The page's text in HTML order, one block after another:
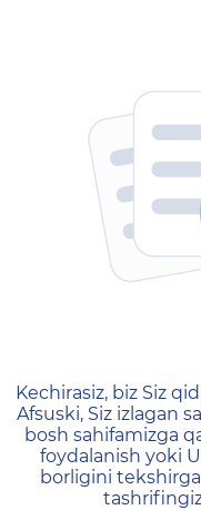
404 —
Kechirasiz, biz Siz
Afsuski, Siz izlagan
bosh sahifamizga
foydalanish yoki
borligini